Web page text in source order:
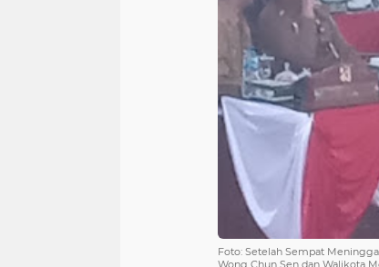
Foto: Setelah Sempat
Wong Chun Sen dan Walikota